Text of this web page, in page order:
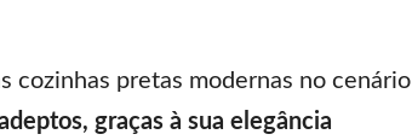
cozinhas pretas modernas no cenário
graças à sua elegância